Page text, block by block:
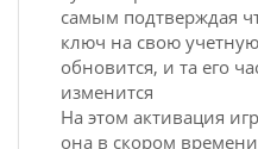
самым подтверждая
ключ на свою
обновится, и та его
изменится
На этом активация
она в скором